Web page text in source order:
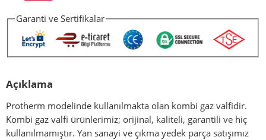
Garanti ve Sertifikalar
Açıklama
Protherm modelinde kullanılmakta olan kombi gaz valfidir.
Kombi gaz valfi ürünlerimiz; orijinal, kaliteli, garantili ve hiç
kullanılmamıştır. Yan sanayi ve çıkma yedek parça satışımız